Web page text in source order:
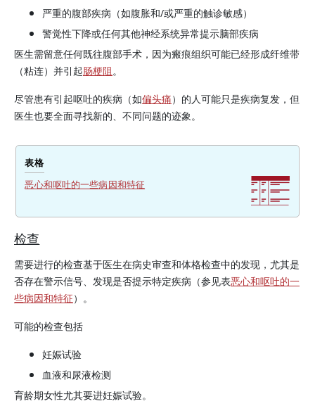
严重的腹部疾病（如腹胀和/或严重的触诊敏感）
警觉性下降或任何其他神经系统异常提示脑部疾病
医生需留意任何既往腹部手术，因为瘢痕组织可能已经形成纤维带
（粘连）并引起肠梗阻。
尽管患有引起呕吐的疾病（如偏头痛）的人可能只是疾病复发，但
医生也要全面寻找新的、不同问题的迹象。
表格
恶心和呕吐的一些病因和特征
检查
需要进行的检查基于医生在病史审查和体格检查中的发现，尤其是
否存在警示信号、发现是否提示特定疾病（参见表恶心和呕吐的一
些病因和特征）。
可能的检查包括
妊娠试验
血液和尿液检测
育龄期女性尤其要进妊娠试验。